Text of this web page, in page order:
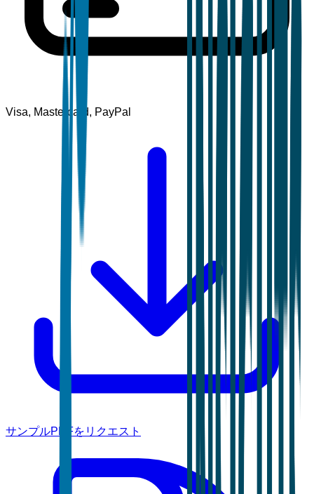
Visa, Mastercard, PayPal
サンプルPDFをリクエスト